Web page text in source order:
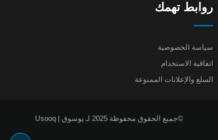
روابط تهمك
سياسة الخصوصية
اتفاقية الاستخدام
السلع والإعلانات الممنوعة
©جميع الحقوق محفوظة 2025 لـ يوسوق | Usooq